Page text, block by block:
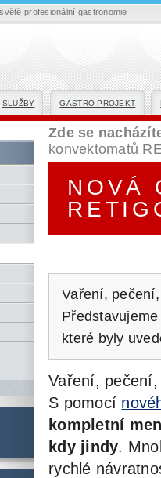
SLUŽBY GASTRO PROJEKT
Zde se
konvektomatů
NOVÁ
Vaření,
které byly
Vaření,
S pomocí
kompletní
kdy jindy.
rychlé
profesionální gastronomie